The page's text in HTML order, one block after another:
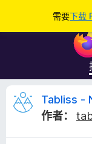
需要下载
T
Tabliss -
作者：